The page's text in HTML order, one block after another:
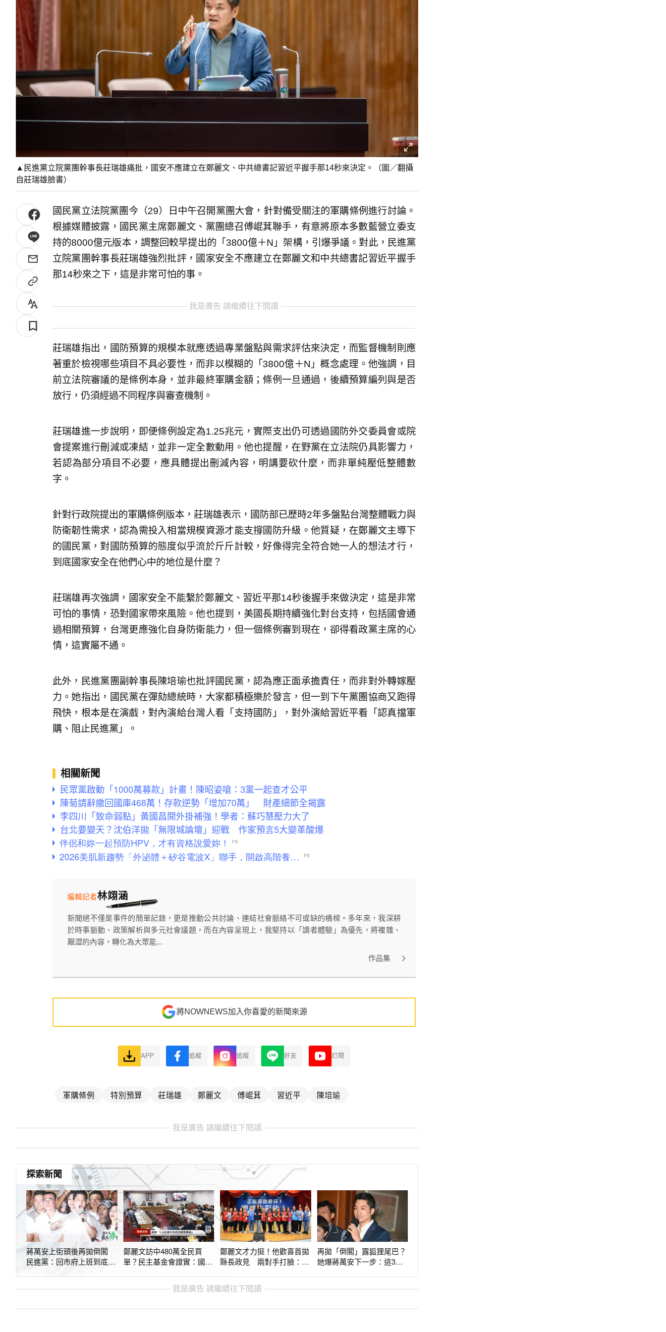
▲民進黨立院黨團幹事長莊瑞雄痛批，國安不應建立在鄭麗文、中共總書記習近平握手那14秒來決定。（圖／翻攝
自莊瑞雄臉書）
國民黨立法院黨團今（29）日中午召開黨團大會，針對備受關注的軍購條例進行討論。
根據媒體披露，國民黨主席鄭麗文、黨團總召傅崐萁聯手，有意將原本多數藍營立委支
持的8000億元版本，調整回較早提出的「3800億＋N」架構，引爆爭議。對此，民進黨
立院黨團幹事長莊瑞雄強烈批評，國家安全不應建立在鄭麗文和中共總書記習近平握手
那14秒來之下，這是非常可怕的事。
我是廣告 請繼續往下閱讀
莊瑞雄指出，國防預算的規模本就應透過專業盤點與需求評估來決定，而監督機制則應
著重於檢視哪些項目不具必要性，而非以模糊的「3800億＋N」概念處理。他強調，目
前立法院審議的是條例本身，並非最終軍購金額；條例一旦通過，後續預算編列與是否
放行，仍須經過不同程序與審查機制。
莊瑞雄進一步說明，即便條例設定為1.25兆元，實際支出仍可透過國防外交委員會或院
會提案進行刪減或凍結，並非一定全數動用。他也提醒，在野黨在立法院仍具影響力，
若認為部分項目不必要，應具體提出刪減內容，明講要砍什麼，而非單純壓低整體數
字。
針對行政院提出的軍購條例版本，莊瑞雄表示，國防部已歷時2年多盤點台灣整體戰力與
防衛韌性需求，認為需投入相當規模資源才能支撐國防升級。他質疑，在鄭麗文主導下
的國民黨，對國防預算的態度似乎流於斤斤計較，好像得完全符合她一人的想法才行，
到底國家安全在他們心中的地位是什麼？
莊瑞雄再次強調，國家安全不能繫於鄭麗文、習近平那14秒後握手來做決定，這是非常
可怕的事情，恐對國家帶來風險。他也提到，美國長期持續強化對台支持，包括國會通
過相關預算，台灣更應強化自身防衛能力，但一個條例審到現在，卻得看政黨主席的心
情，這實屬不通。
此外，民進黨團副幹事長陳培瑜也批評國民黨，認為應正面承擔責任，而非對外轉嫁壓
力。她指出，國民黨在彈劾總統時，大家都積極樂於發言，但一到下午黨團協商又跑得
飛快，根本是在演戲，對內演給台灣人看「支持國防」，對外演給習近平看「認真擋軍
購、阻止民進黨」。
相關新聞
民眾黨啟動「1000萬募款」計畫！陳昭姿嗆：3黨一起查才公平
陳菊請辭繳回國庫468萬！存款逆勢「增加70萬」 財產細節全揭露
李四川「致命弱點」黃國昌開外掛補強！學者：蘇巧慧壓力大了
台北要變天？沈伯洋拋「無限城論壇」迎戰 作家預言5大變革酸爆
林翊涵
編輯記者
新聞絕不僅是事件的簡單記錄，更是推動公共討論、連結社會脈絡不可或缺的橋樑。多年來，我深耕
於時事脈動、政策解析與多元社會議題，而在內容呈現上，我堅持以「讀者體驗」為優先，將複雜、
艱澀的內容，轉化為大眾能...
作品集
將NOWNEWS加入你喜愛的新聞來源
APP 追蹤 追蹤 好友 訂閱
軍購條例 特別預算 莊瑞雄 鄭麗文 傅崐萁 習近平 陳培瑜
我是廣告 請繼續往下閱讀
探索新聞
蔣萬安上街頭後再拋倒閣
民進黨：回市府上班到底多
鄭麗文訪中480萬全民買
單？民主基金會證實：國民
鄭麗文才力挺！他歡喜首拋
縣長政見 兩對手打臉：是
再拋「倒閣」露狐狸尾巴？
她爆蔣萬安下一步：這3大
我是廣告 請繼續往下閱讀